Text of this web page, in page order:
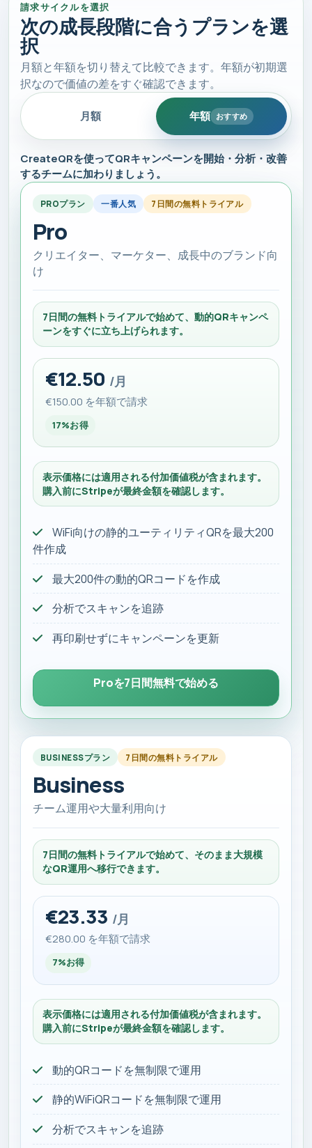
請求サイクルを選択
次の成長段階に合うプランを選
択
月額と年額を切り替えて比較できます。年額が初期選
択なので価値の差をすぐ確認できます。
月額 年額 おすすめ
CreateQRを使ってQRキャンペーンを開始・分析・改善
するチームに加わりましょう。
PROプラン 一番人気 7日間の無料トライアル
Pro
クリエイター、マーケター、成長中のブランド向
け
7日間の無料トライアルで始めて、動的QRキャンペ
ーンをすぐに立ち上げられます。
€12.50 /月
€150.00 を年額で請求
17%お得
表示価格には適用される付加価値税が含まれます。
購入前にStripeが最終金額を確認します。
WiFi向けの静的ユーティリティQRを最大200
件作成
最大200件の動的QRコードを作成
分析でスキャンを追跡
再印刷せずにキャンペーンを更新
Proを7日間無料で始める
BUSINESSプラン 7日間の無料トライアル
Business
チーム運用や大量利用向け
7日間の無料トライアルで始めて、そのまま大規模
なQR運用へ移行できます。
€23.33 /月
€280.00 を年額で請求
7%お得
表示価格には適用される付加価値税が含まれます。
購入前にStripeが最終金額を確認します。
動的QRコードを無制限で運用
静的WiFiQRコードを無制限で運用
分析でスキャンを追跡